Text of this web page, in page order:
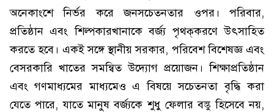
অনেকাংশে নির্ভর করে জনসচেতনতার ওপর। পরিবার,
প্রতিষ্ঠান এবং শিল্পকারখানাকে বর্জ্য পৃথক্‌করণে উৎসাহিত
করতে হবে। একই সঙ্গে স্থানীয় সরকার, পরিবেশ বিশেষজ্ঞ এবং
বেসরকারি খাতের সমন্বিত উদ্যোগ প্রয়োজন। শিক্ষাপ্রতিষ্ঠান
এবং গণমাধ্যমের মাধ্যমেও এ বিষয়ে সচেতনতা বৃদ্ধি করা
যেতে পারে, যাতে মানুষ বর্জ্যকে শুধু ফেলার বস্তু হিসেবে নয়,